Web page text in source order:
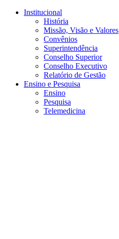
Conteúdo principal
Institucional
História
Missão, Visão e Valores
Convênios
Superintendência
Conselho Superior
Conselho Executivo
Relatório de Gestão
Ensino e Pesquisa
Ensino
Pesquisa
Telemedicina